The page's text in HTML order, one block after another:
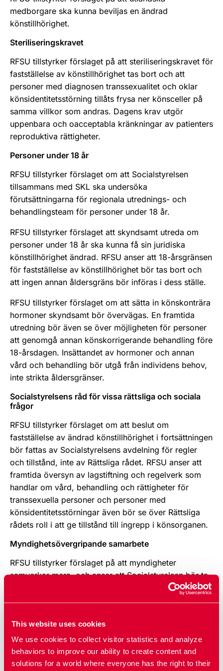
This website uses cookies
We use cookies to collect visitor statistics and analyze
behaviors to improve our ability to create content and
solutions for a world where everyone has the right to their
medborgare ska kunna beviljas en ändrad
könstillhörighet.
Steriliseringskravet
RFSU tillstyrker förslaget på att steriliseringskravet för
fastställelse av könstillhörighet tas bort och att
personer med diagnosen transsexualitet och oklar
könsidentitetsstörning tillåts frysa ner könsceller på
samma villkor som andras. Dagens krav utgör
uppenbara och oacceptabla kränkningar av patienters
reproduktiva rättigheter.
Personer under 18 år
RFSU tillstyrker förslaget om att Socialstyrelsen
tillsammans med SKL ska undersöka
förutsättningarna för regionala utrednings- och
behandlingsteam för personer under 18 år.
RFSU tillstyrker förslaget att skyndsamt utreda om
personer under 18 år ska kunna få sin juridiska
könstillhörighet ändrad. RFSU anser att 18-årsgränsen
för fastställelse av könstillhörighet bör tas bort och
att ingen annan åldersgräns bör införas i dess ställe.
RFSU tillstyrker förslaget om att sätta in könskonträra
hormoner skyndsamt bör övervägas. En framtida
utredning bör även se över möjligheten för personer
att genomgå annan könskorrigerande behandling före
18-årsdagen. Insättandet av hormoner och annan
vård och behandling bör utgå från individens behov,
inte strikta åldersgränser.
Socialstyrelsens råd för vissa rättsliga och sociala
frågor
RFSU tillstyrker förslaget om att beslut om
fastställelse av ändrad könstillhörighet i fortsättningen
bör fattas av Socialstyrelsens avdelning för regler
och tillstånd, inte av Rättsliga rådet. RFSU anser att
framtida översyn av lagstiftning och regelverk som
handlar om vård, behandling och rättigheter för
transsexuella personer och personer med
könsidentitetsstörningar även bör se över Rättsliga
rådets roll i att ge tillstånd till ingrepp i könsorganen.
Myndighetsövergripande samarbete
RFSU tillstyrker förslaget på att myndigheter
samverkar mera, och anser att Socialstyrelsen bör ta
initiativ till sådant samarbete. RFSU tillstyrker även
könstillhörighet på likartat sätt.
Vård av god kvalitet i hela landet